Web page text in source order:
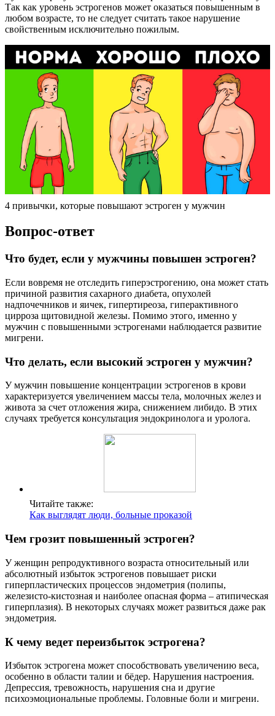
Так как уровень эстрогенов может оказаться повышенным в
любом возрасте, то не следует считать такое нарушение
свойственным исключительно пожилым.
4 привычки, которые повышают эстроген у мужчин
Вопрос-ответ
Что будет, если у мужчины повышен эстроген?
Если вовремя не отследить гиперэстрогению, она может стать
причиной развития сахарного диабета, опухолей
надпочечников и яичек, гипертиреоза, гиперактивного
цирроза щитовидной железы. Помимо этого, именно у
мужчин с повышенными эстрогенами наблюдается развитие
мигрени.
Что делать, если высокий эстроген у мужчин?
У мужчин повышение концентрации эстрогенов в крови
характеризуется увеличением массы тела, молочных желез и
живота за счет отложения жира, снижением либидо. В этих
случаях требуется консультация эндокринолога и уролога.
Читайте также:
Как выглядят люди, больные проказой
Чем грозит повышенный эстроген?
У женщин репродуктивного возраста относительный или
абсолютный избыток эстрогенов повышает риски
гиперпластических процессов эндометрия (полипы,
железисто-кистозная и наиболее опасная форма – атипическая
гиперплазия). В некоторых случаях может развиться даже рак
эндометрия.
К чему ведет переизбыток эстрогена?
Избыток эстрогена может способствовать увеличению веса,
особенно в области талии и бёдер. Нарушения настроения.
Депрессия, тревожность, нарушения сна и другие
психоэмоциональные проблемы. Головные боли и мигрени.